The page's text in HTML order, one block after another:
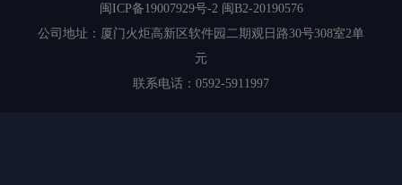
闽ICP备19007929号-2 闽B2-20190576
公司地址：厦门火炬高新区软件园二期观日路30号308室2单
元
联系电话：0592-5911997